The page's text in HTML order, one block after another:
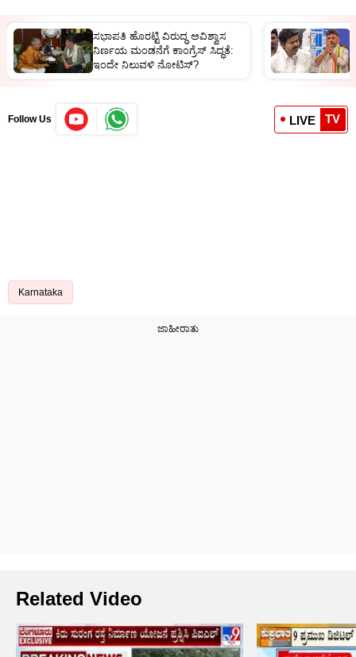
ಸಭಾಪತಿ ಹೊರಟ್ಟಿ ವಿರುದ್ಧ ಅವಿಶ್ವಾಸ
ನಿರ್ಣಯ ಮಂಡನೆಗೆ ಕಾಂಗ್ರೆಸ್​​ ಸಿದ್ಧತೆ:
ಇಂದೇ ನಿಲುವಳಿ ನೋಟಿಸ್​​?
Follow Us LIVE TV
Karnataka
Related Video